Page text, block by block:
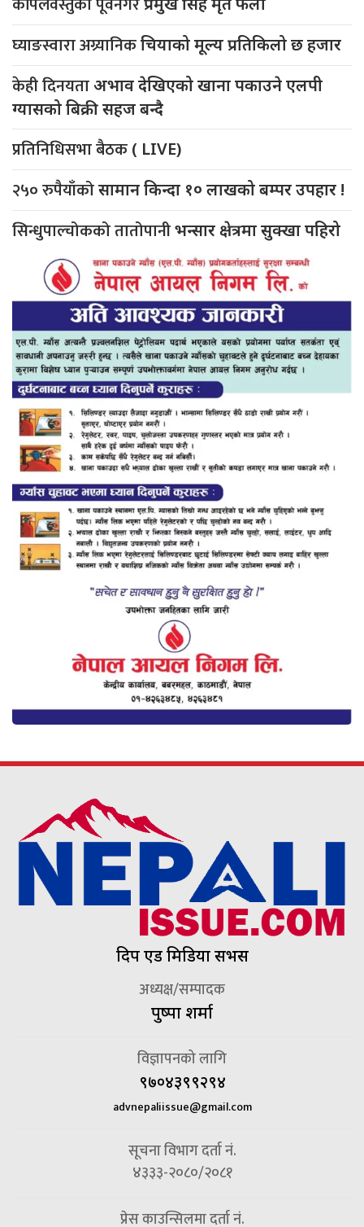
घ्याङस्वारा अग्र्यानिकचियाको मूल्य प्रतिकिलो छ हजार
केही दिनयताअभाव देखिएको खाना पकाउने एलपी
ग्यासको बिक्री सहज बन्दै
प्रतिनिधिसभा बैठक ( LIVE)
२५० रुपैयाँकोसामान किन्दा १० लाखको बम्पर उपहार !
सिन्धुपाल्चोकको तातोपानीभन्सार क्षेत्रमा सुक्खा पहिरो
दिप एड मिडिया सर्भिस
अध्यक्ष/सम्पादक
पुष्पा शर्मा
विज्ञापनको लागि
९७०४३९९२९४
advnepaliissue@gmail.com
सूचना विभाग दर्ता नं.
४३३३-२०८०/२०८१
प्रेस काउन्सिलमा दर्ता नं.